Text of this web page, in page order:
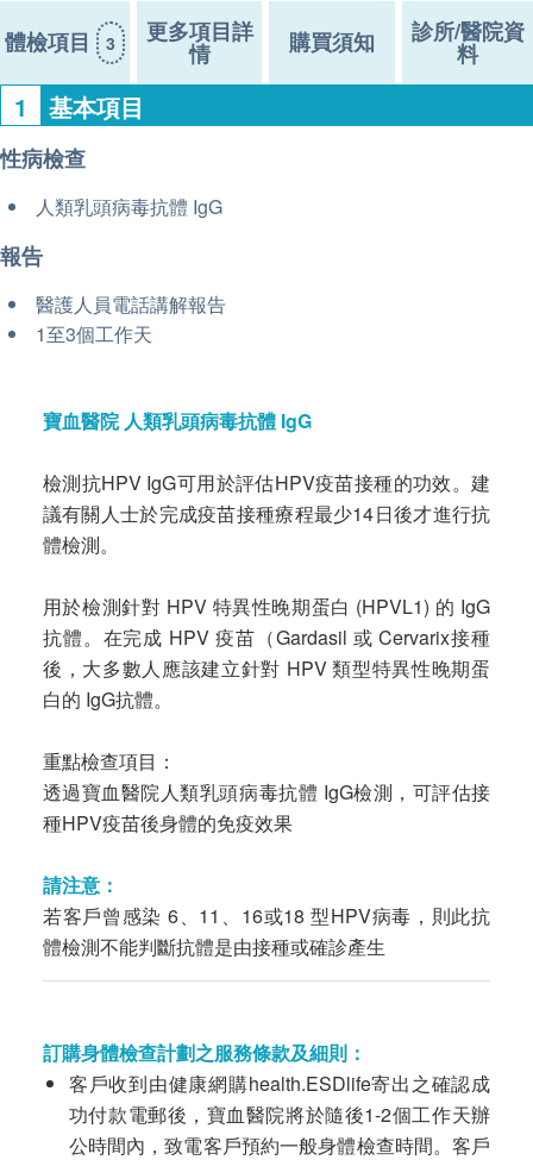
體檢項目 3 更多項目詳
情 購買須知 診所/醫院資
料
1 基本項目
性病檢查
人類乳頭病毒抗體 IgG
報告
醫護人員電話講解報告
1至3個工作天
寶血醫院 人類乳頭病毒抗體 IgG
檢測抗HPV IgG可用於評估HPV疫苗接種的功效。建
議有關人士於完成疫苗接種療程最少14日後才進行抗
體檢測。
用於檢測針對 HPV 特異性晚期蛋白 (HPVL1) 的 IgG
抗體。在完成 HPV 疫苗（Gardasil 或 Cervarix接種
後，大多數人應該建立針對 HPV 類型特異性晚期蛋
白的 IgG抗體。
重點檢查項目：
透過寶血醫院人類乳頭病毒抗體 IgG檢測，可評估接
種HPV疫苗後身體的免疫效果
請注意：
若客戶曾感染 6、11、16或18 型HPV病毒，則此抗
體檢測不能判斷抗體是由接種或確診產生
訂購身體檢查計劃之服務條款及細則：
客戶收到由健康網購health.ESDlife寄出之確認成
功付款電郵後，寶血醫院將於隨後1-2個工作天辦
公時間內，致電客戶預約一般身體檢查時間。客戶